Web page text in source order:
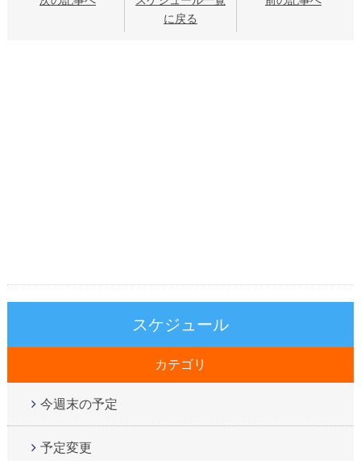
に戻る
スケジュール
カテゴリ
今週末の予定
予定変更